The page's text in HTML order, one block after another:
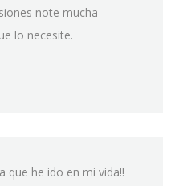
note mucha
lo necesite.
que he ido en mi vida!!